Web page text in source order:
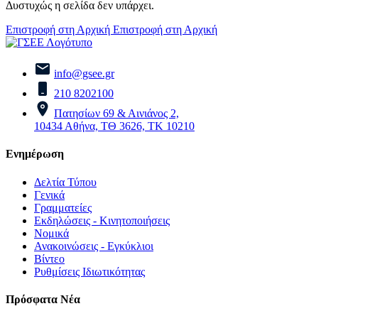
Δυστυχώς η σελίδα δεν υπάρχει.
Επιστροφή στη Αρχική Επιστροφή στη Αρχική
info@gsee.gr
210 8202100
Πατησίων 69 & Αινιάνος 2,
10434 Αθήνα, ΤΘ 3626, ΤΚ 10210
Ενημέρωση
Δελτία Τύπου
Γενικά
Γραμματείες
Εκδηλώσεις - Κινητοποιήσεις
Νομικά
Ανακοινώσεις - Εγκύκλιοι
Βίντεο
Ρυθμίσεις Ιδιωτικότητας
Πρόσφατα Νέα